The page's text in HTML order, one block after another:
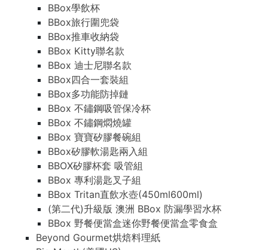
BBox學飲杯
BBox旅行圍兜袋
BBox推車收納袋
BBox Kitty聯名款
BBox 迪士尼聯名款
BBox四合一套裝組
BBox多功能防掉鏈
BBox 不鏽鋼吸管保冷杯
BBox 不鏽鋼燜燒罐
BBox 寶寶矽膠餐碗組
BBox矽膠軟湯匙兩入組
BBOX矽膠杯套 吸管組
BBox 專利湯匙叉子組
BBox Tritan直飲水壺(450ml600ml)
(第二代)升級版 澳洲 BBox 防漏學習水杯
BBox 野餐便當盒迷你野餐便當盒零食盒
Beyond Gourmet烘焙料理紙